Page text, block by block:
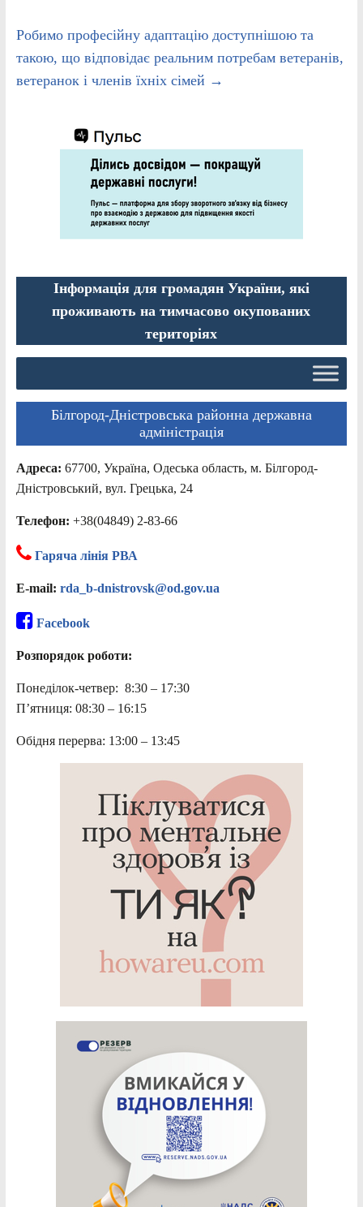
Робимо професійну адаптацію доступнішою та
такою, що відповідає реальним потребам ветеранів,
ветеранок і членів їхніх сімей →
Інформація для громадян України, які
проживають на тимчасово окупованих
територіях
Білгород-Дністровська районна державна
адміністрація
Адреса: 67700, Україна, Одеська область, м. Білгород-
Дністровський, вул. Грецька, 24
Телефон: +38(04849) 2-83-66
Гаряча лінія РВА
E-mail: rda_b-dnistrovsk@od.gov.ua
Facebook
Розпорядок роботи:
Понеділок-четвер: 8:30 – 17:30
П’ятниця: 08:30 – 16:15
Обідня перерва: 13:00 – 13:45